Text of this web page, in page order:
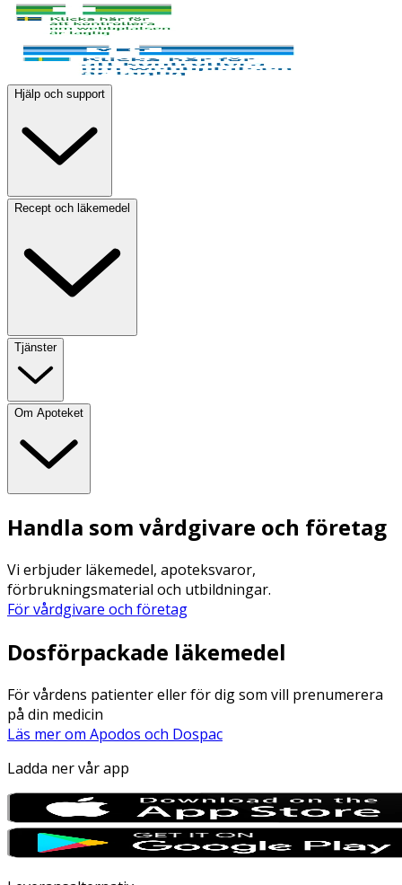
Hjälp och support
Recept och läkemedel
Tjänster
Om Apoteket
Handla som vårdgivare och företag
Vi erbjuder läkemedel, apoteksvaror,
förbrukningsmaterial och utbildningar.
För vårdgivare och företag
Dosförpackade läkemedel
För vårdens patienter eller för dig som vill prenumerera
på din medicin
Läs mer om Apodos och Dospac
Ladda ner vår app